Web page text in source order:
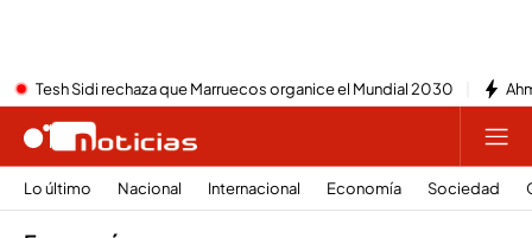
Tesh Sidi rechaza que Marruecos organice el Mundial 2030
Lo último Nacional Internacional Economía Sociedad